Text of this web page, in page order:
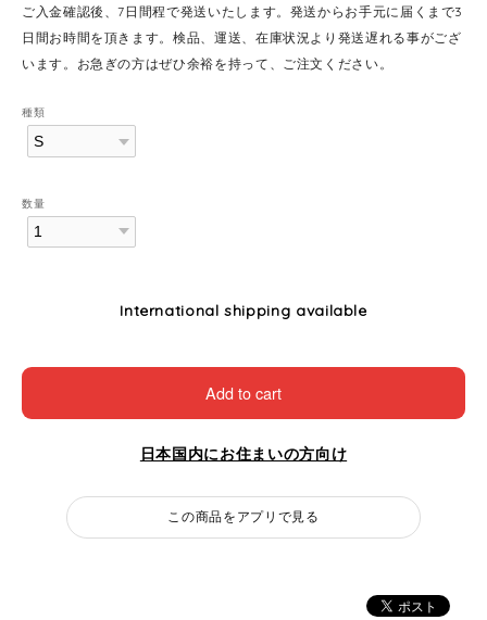
ご入金確認後、7日間程で発送いたします。発送からお手元に届くまで3
日間お時間を頂きます。検品、運送、在庫状況より発送遅れる事がござ
います。お急ぎの方はぜひ余裕を持って、ご注文ください。
種類
数量
International shipping available
Add to cart
日本国内にお住まいの方向け
この商品をアプリで見る